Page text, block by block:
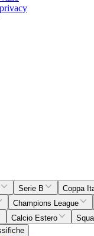
Serie B
Coppa
Champions League
Calcio Estero